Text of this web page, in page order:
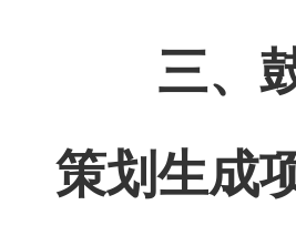
三、
策划生成